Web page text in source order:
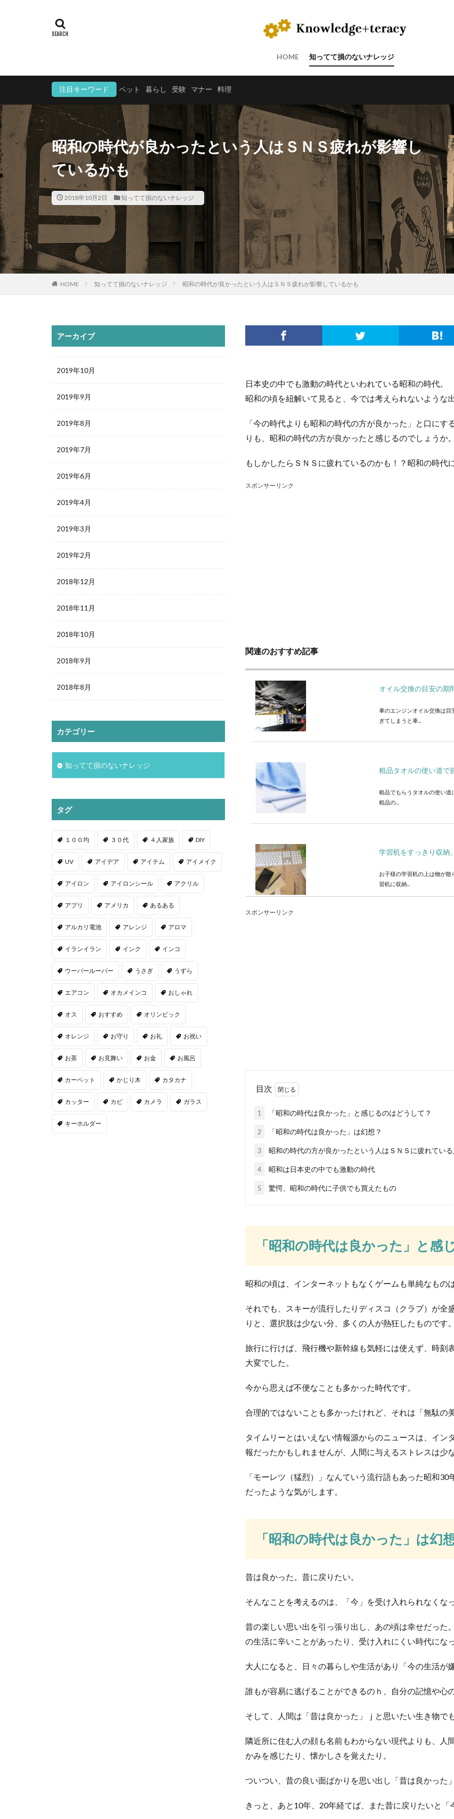
HOME 知ってて損のないナレッジ
注目キーワード ペット 暮らし 受験 マナー 料理
昭和の時代が良かったという人はＳＮＳ疲れが影響し
ているかも
2018年10月2日 知ってて損のないナレッジ
HOME 知ってて損のないナレッジ 昭和の時代が良かったという人はＳＮＳ疲れが影響しているかも
日本史の中でも激動の時代といわれている昭和の時代。
昭和の頃を紐解いて見ると、今では考えられないような
「今の時代よりも昭和の時代の方が良かった」と口に
りも、昭和の時代の方が良かったと感じるのでしょうか。
もしかしたらＳＮＳに疲れているのかも！？昭和の時代
スポンサーリンク
関連のおすすめ記事
オイル交換の目安の期
車のエンジンオイル交換は目
ぎてしまうと車...
粗品タオルの使い道で
粗品でもらうタオルの使い道
粗品の...
学習机をすっきり収納
お子様の学習机の上は物が
習机に収納...
家で写真をプリントす
デジカメのようなデータ方式
に行って現像し...
親の介護は兄弟で役
親の介護は突然必要になる
ブリとカンパチ、ヒラマサを
100均で揃う小学校低
っついて焦...
できるって知っ...
飼い猫が危険だらけの
室内で飼育している飼い猫が
雨の日に掃除機はおす
も、実は雨の日っ...
スポンサーリンク
目次
1 「昭和の時代は良かった」と感じるのはどうして？
2 「昭和の時代は良かった」は幻想？
3 昭和の時代の方が良かったという人はＳＮＳに疲れている
4 昭和は日本史の中でも激動の時代
5 驚愕、昭和の時代に子供でも買えたもの
「昭和の時代は良かった」と感
昭和の頃は、インターネットもなくゲームも単純なものば
それでも、スキーが流行したりディスコ（クラブ）が全
りと、選択肢は少ない分、多くの人が熱狂したものです。
旅行に行けば、飛行機や新幹線も気軽には使えず、時刻
大変でした。
今から思えば不便なことも多かった時代です。
合理的ではないことも多かったけれど、それは「無駄の
タイムリーとはいえない情報源からのニュースは、イ
報だったかもしれませんが、人間に与えるストレスは少
「モーレツ（猛烈）」なんていう流行語もあった昭和
だったような気がします。
「昭和の時代は良かった」は幻
昔は良かった。昔に戻りたい。
そんなことを考えるのは、「今」を受け入れられなくな
昔の楽しい思い出を引っ張り出し、あの頃は幸せだった
の生活に辛いことがあったり、受け入れにくい時代にな
大人になると、日々の暮らしや生活があり「今の生活が
誰もが容易に逃げることができるのｈ、自分の記憶や心
そして、人間は「昔は良かった」ｊと思いたい生き物で
隣近所に住む人の顔も名前もわからない現代よりも、人
かみを感じたり、懐かしさを覚えたり。
ついつい、昔の良い面ばかりを思い出し「昔は良かった
きっと、あと10年、20年経てば、また昔に戻りたいと「
アーカイブ
2019年10月
2019年9月
2019年8月
2019年7月
2019年6月
2019年4月
2019年3月
2019年2月
2018年12月
2018年11月
2018年10月
2018年9月
2018年8月
カテゴリー
知ってて損のないナレッジ
タグ
１００均 ３０代 ４人家族 DIY
UV アイデア アイテム アイメイク
アイロン アイロンシール アクリル
アプリ アメリカ あるある
アルカリ電池 アレンジ アロマ
イランイラン インク インコ
ウーパールーパー うさぎ うずら
エアコン オカメインコ おしゃれ
オス おすすめ オリンピック
オレンジ お守り お礼 お祝い
お茶 お見舞い お金 お風呂
カーペット かじり木 カタカナ
カッター カビ カメラ ガラス
キーホルダー